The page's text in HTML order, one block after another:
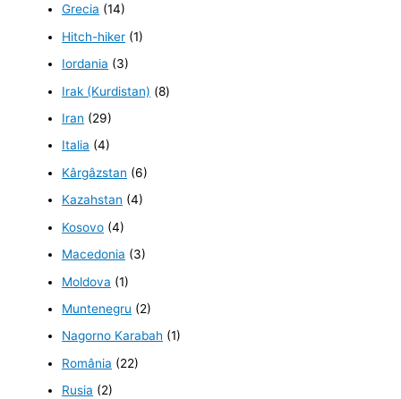
Grecia (14)
Hitch-hiker (1)
Iordania (3)
Irak (Kurdistan) (8)
Iran (29)
Italia (4)
Kârgâzstan (6)
Kazahstan (4)
Kosovo (4)
Macedonia (3)
Moldova (1)
Muntenegru (2)
Nagorno Karabah (1)
România (22)
Rusia (2)